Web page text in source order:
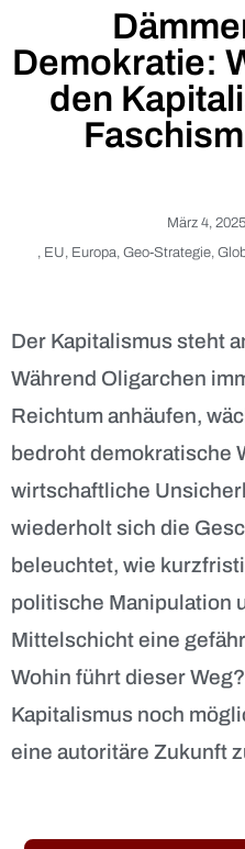
Demokratie:
den
März 4, 2025
, EU, Europa, Geo-Strategie,
Der Kapitalismus steht
Während Oligarchen
Reichtum anhäufen,
bedroht demokratische
wirtschaftliche
wiederholt sich die
beleuchtet, wie
politische Manipulation
Mittelschicht eine
Wohin führt dieser
Kapitalismus noch
eine autoritäre Zukunft